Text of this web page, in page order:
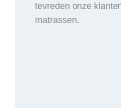
tevreden onze
matrassen.